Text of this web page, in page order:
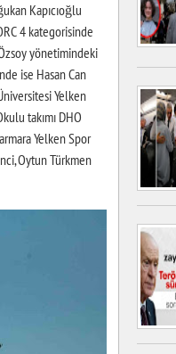
Kapıcıoğlu
4 kategorisinde
yönetimindeki
ise Hasan Can
Yelken
takımı DHO
Yelken Spor
Oytun Türkmen